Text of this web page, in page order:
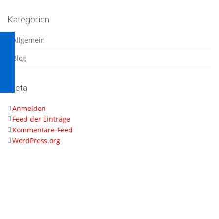
Kategorien
Allgemein
Blog
Meta
Anmelden
Feed der Einträge
Kommentare-Feed
WordPress.org